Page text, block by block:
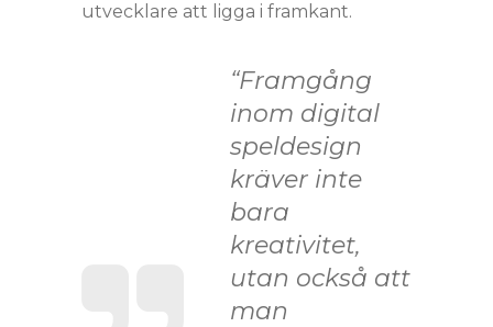
utvecklare att ligga i framkant.
“Framgång
inom digital
speldesign
kräver inte
bara
kreativitet,
utan också att
man